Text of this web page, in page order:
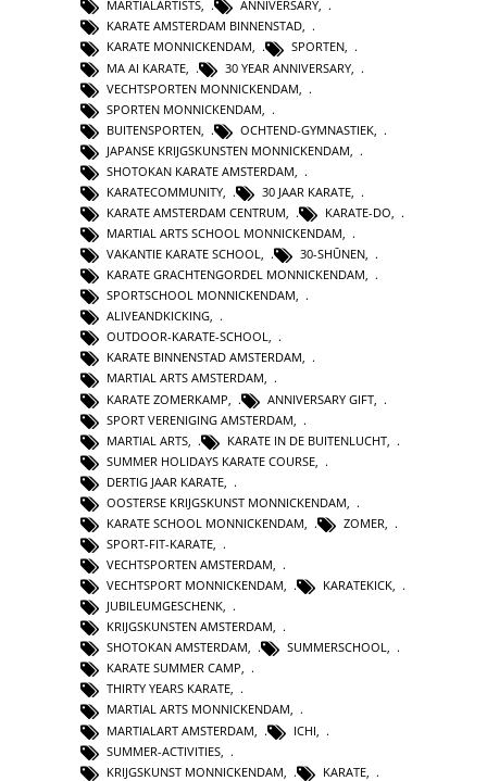
MARTIALARTISTS, ANNIVERSARY,
KARATE AMSTERDAM BINNENSTAD,
KARATE MONNICKENDAM, SPORTEN,
MA AI KARATE
30 YEAR ANNIVERSARY
VECHTSPORTEN MONNICKENDAM
SPORTEN MONNICKENDAM
BUITENSPORTEN
OCHTEND-GYMNASTIEK
JAPANSE KRIJGSKUNSTEN MONNICKENDAM
SHOTOKAN KARATE AMSTERDAM
KARATECOMMUNITY
30 JAAR KARATE
KARATE AMSTERDAM CENTRUM
KARATE-DO
MARTIAL ARTS SCHOOL MONNICKENDAM,
VAKANTIE KARATE SCHOOL, 30-SHŪNEN,
KARATE GRACHTENGORDEL MONNICKENDAM,
SPORTSCHOOL MONNICKENDAM,
ALIVEANDKICKING,
OUTDOOR-KARATE-SCHOOL,
KARATE BINNENSTAD AMSTERDAM,
MARTIAL ARTS AMSTERDAM,
KARATE ZOMERKAMP
ANNIVERSARY GIFT
SPORT VERENIGING AMSTERDAM
MARTIAL ARTS
KARATE IN DE BUITENLUCHT
SUMMER HOLIDAYS KARATE COURSE
DERTIG JAAR KARATE
OOSTERSE KRIJGSKUNST MONNICKENDAM
KARATE SCHOOL MONNICKENDAM
ZOMER
SPORT-FIT-KARATE
VECHTSPORTEN AMSTERDAM,
VECHTSPORT MONNICKENDAM, KARATEKICK,
JUBILEUMGESCHENK,
KRIJGSKUNSTEN AMSTERDAM,
SHOTOKAN AMSTERDAM, SUMMERSCHOOL,
KARATE SUMMER CAMP,
THIRTY YEARS KARATE,
MARTIAL ARTS MONNICKENDAM,
MARTIALART AMSTERDAM
ICHI
SUMMER-ACTIVITIES
KRIJGSKUNST MONNICKENDAM
KARATE